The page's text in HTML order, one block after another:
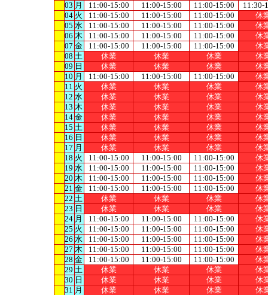
03 月 11:00-15:00 11:00-15:00 11:00-15:00
11:30-
04 火 11:00-15:00 11:00-15:00 11:00-15:00
休
05 水 11:00-15:00 11:00-15:00 11:00-15:00
休
06 木 11:00-15:00 11:00-15:00 11:00-15:00
休
07 金 11:00-15:00 11:00-15:00 11:00-15:00
休
08 土 休業 休業 休業
休
09 日 休業 休業 休業
休
10 月 11:00-15:00 11:00-15:00 11:00-15:00
休
11 火 休業 休業 休業
休
12 水 休業 休業 休業
休
13 木 休業 休業 休業
休
14 金 休業 休業 休業
休
15 土 休業 休業 休業
休
16 日 休業 休業 休業
休
17 月 休業 休業 休業
休
18 火 11:00-15:00 11:00-15:00 11:00-15:00
休
19 水 11:00-15:00 11:00-15:00 11:00-15:00
休
20 木 11:00-15:00 11:00-15:00 11:00-15:00
休
21 金 11:00-15:00 11:00-15:00 11:00-15:00
休
22 土 休業 休業 休業
休
23 日 休業 休業 休業
休
24 月 11:00-15:00 11:00-15:00 11:00-15:00
休
25 火 11:00-15:00 11:00-15:00 11:00-15:00
休
26 水 11:00-15:00 11:00-15:00 11:00-15:00
休
27 木 11:00-15:00 11:00-15:00 11:00-15:00
休
28 金 11:00-15:00 11:00-15:00 11:00-15:00
休
29 土 休業 休業 休業
休
30 日 休業 休業 休業
休
31 月 休業 休業 休業
休